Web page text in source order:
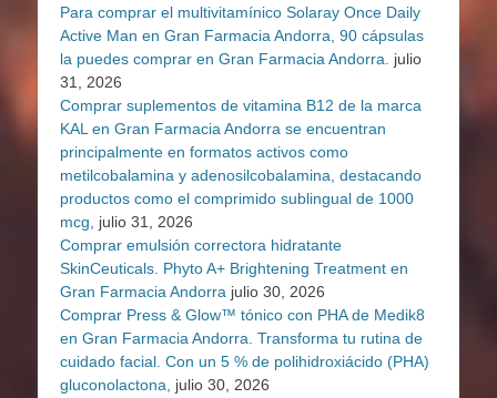
Para comprar el multivitamínico Solaray Once Daily
Active Man en Gran Farmacia Andorra, 90 cápsulas
la puedes comprar en Gran Farmacia Andorra. julio
31, 2026
Comprar suplementos de vitamina B12 de la marca
KAL en Gran Farmacia Andorra se encuentran
principalmente en formatos activos como
metilcobalamina y adenosilcobalamina, destacando
productos como el comprimido sublingual de 1000
mcg, julio 31, 2026
Comprar emulsión correctora hidratante
SkinCeuticals. Phyto A+ Brightening Treatment en
Gran Farmacia Andorra julio 30, 2026
Comprar Press & Glow™ tónico con PHA de Medik8
en Gran Farmacia Andorra. Transforma tu rutina de
cuidado facial. Con un 5 % de polihidroxiácido (PHA)
gluconolactona, julio 30, 2026